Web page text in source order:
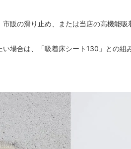
販の滑り止め、または当店の高機能吸
場合は、「吸着床シート130」との組